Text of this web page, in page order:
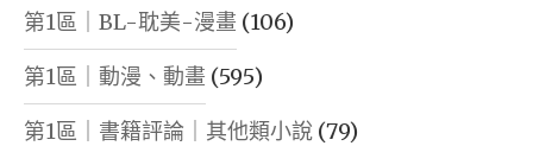
第1區｜BL-耽美-漫畫 (106)
第1區｜動漫、動畫 (595)
第1區｜書籍評論｜其他類小說 (79)